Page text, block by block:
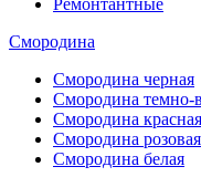
Смородина
Смородина черная
Смородина темно-
Смородина красная
Смородина розовая
Смородина белая